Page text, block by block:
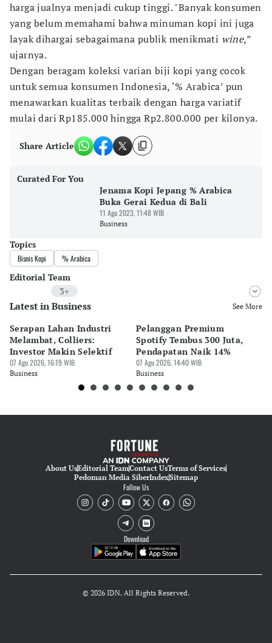
harga jualnya menjadi cukup tinggi. "Banyak konsumen
yang belum memahami bahwa minuman kopi ini juga
layak dihargai sebagaimana publik menikmati wine,”
ujarnya.
Dengan beragam koleksi varian biji kopi yang cocok
untuk semua konsumen Indonesia, ‘% Arabica’ pun
menawarkan kualitas terbaik dengan harga variatif
mulai dari Rp185.000 hingga Rp2.800.000 per kilonya.
Share Article
Curated For You
Jenama Kopi Jepang % Arabica
Buka Gerai Kedua di Bali
11 Agu 2023, 11:48 WIB
Business
Topics
Bisnis Kopi % Arabica
Editorial Team
3+
Editor
Editor
Ekarina .
Editor
Tubagus Imam Satrio
Latest in Business See More
Serapan Lahan Industri
Melambat, Colliers:
Investor Makin Selektif
07 Agu 2026, 16:19 WIB
Business
Pelanggan Premium
Spotify Tembus 300 Juta,
Pendapatan Naik 14%
07 Agu 2026, 14:40 WIB
Business
About UsEditorial TeamContact UsTerms of Services
Pedoman Media SiberIndexSitemap
Follow Us
Download
© 2026 IDN. All Rights Reserved.